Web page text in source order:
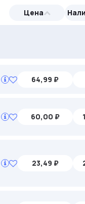
Цена
64,99 ₽
60,00 ₽
23,49 ₽